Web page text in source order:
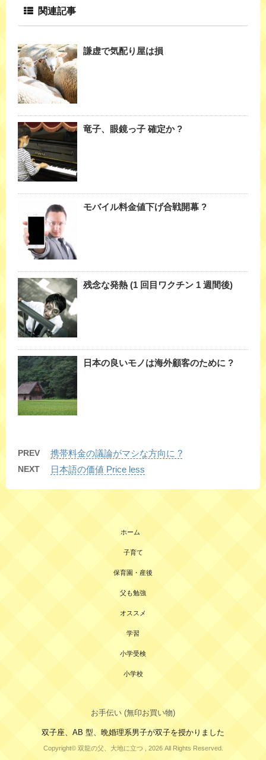
関連記事
謙虚で気配り屋は損
竜子、眼鏡っ子 確定か ?
モバイル料金値下げ合戦開幕 ?
残念な発熱 (1 回目ワクチン 1 週間後)
日本の良いモノは海外顧客のために ?
PREV 携帯料金の議論がマシな方向に ?
NEXT 日本語の価値 Price less
ホーム
子育て
保育園・産後
父も勉強
オススメ
学習
小学受検
小学校
お手伝い (無印お買い物)
双子座、AB 型、晩婚理系男子が双子を授かりました
Copyright© 双龍の父、大地に立つ , 2026 All Rights Reserved.